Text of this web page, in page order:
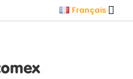
Français 